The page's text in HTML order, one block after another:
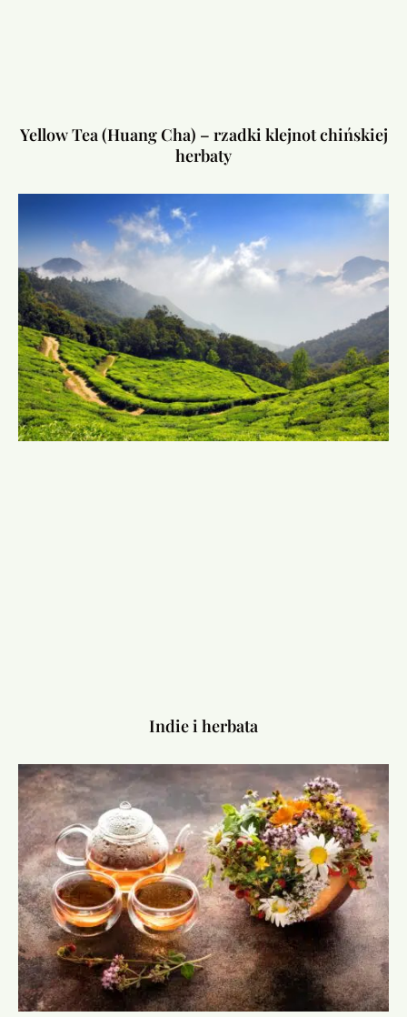
Yellow Tea (Huang Cha) – rzadki klejnot chińskiej
herbaty
Indie i herbata